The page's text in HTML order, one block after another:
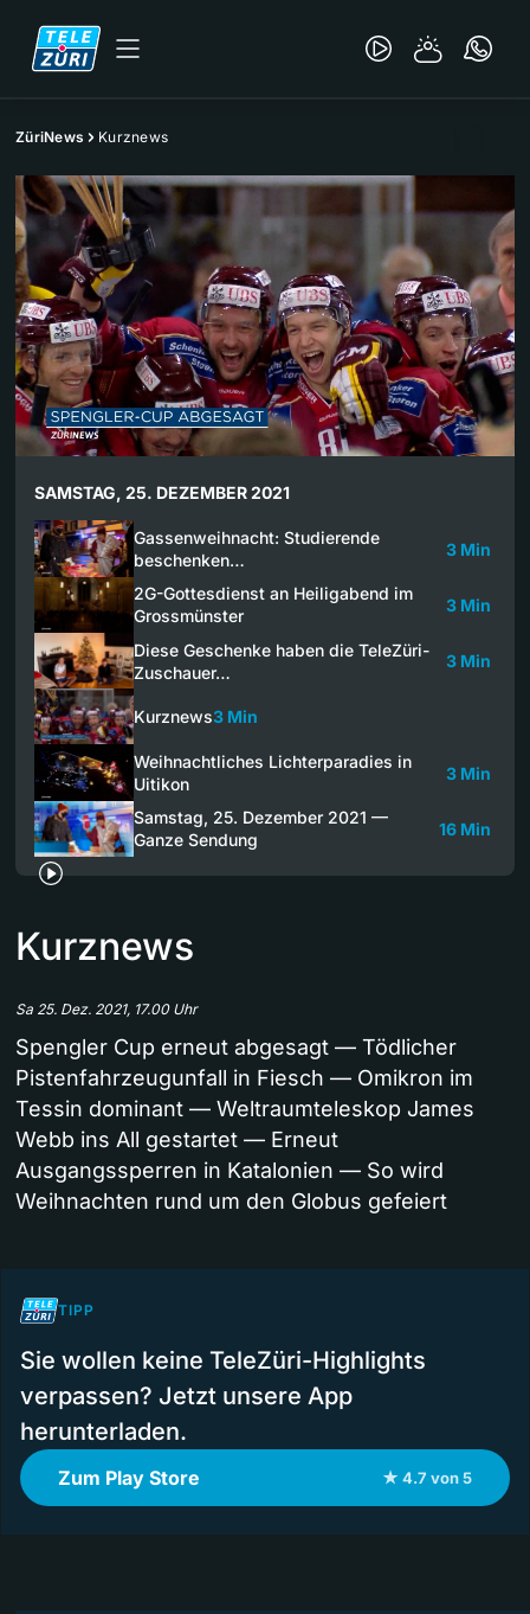
ZüriNews Kurznews
SAMSTAG, 25. DEZEMBER 2021
Gassenweihnacht: Studierende
beschenken…
3 Min
2G-Gottesdienst an Heiligabend im
Grossmünster
3 Min
Diese Geschenke haben die TeleZüri-
Zuschauer…
3 Min
Kurznews3 Min
Weihnachtliches Lichterparadies in
Uitikon
3 Min
Samstag, 25. Dezember 2021 —
Ganze Sendung
16 Min
Kurznews
Sa 25. Dez. 2021, 17.00 Uhr
Spengler Cup erneut abgesagt — Tödlicher
Pistenfahrzeugunfall in Fiesch — Omikron im
Tessin dominant — Weltraumteleskop James
Webb ins All gestartet — Erneut
Ausgangssperren in Katalonien — So wird
Weihnachten rund um den Globus gefeiert
TIPP
Sie wollen keine TeleZüri-Highlights
verpassen? Jetzt unsere App
herunterladen.
Zum Play Store ★ 4.7 von 5